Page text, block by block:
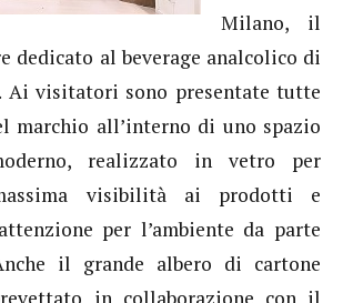
Milano, il
dedicato al beverage analcolico di
Ai visitatori sono presentate tutte
marchio all’interno di uno spazio
realizzato in vetro per
visibilità ai prodotti e
per l’ambiente da parte
il grande albero di cartone
in collaborazione con il